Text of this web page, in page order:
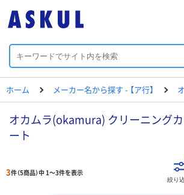
ホーム メーカー名から探す - 【ア行】 オ
オカムラ(okamura) クリーニング
ート
3件（5商品）中 1～3件を表示
絞り